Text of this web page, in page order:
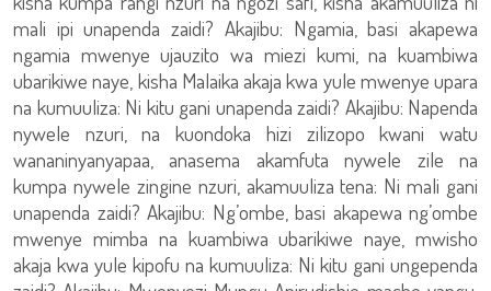
mali ipi unapenda zaidi? Akajibu: Ngamia, basi akapewa
ngamia mwenye ujauzito wa miezi kumi, na kuambiwa
ubarikiwe naye, kisha Malaika akaja kwa yule mwenye upara
na kumuuliza: Ni kitu gani unapenda zaidi? Akajibu: Napenda
nywele nzuri, na kuondoka hizi zilizopo kwani watu
wananinyanyapaa, anasema akamfuta nywele zile na
kumpa nywele zingine nzuri, akamuuliza tena: Ni mali gani
unapenda zaidi? Akajibu: Ng’ombe, basi akapewa ng’ombe
mwenye mimba na kuambiwa ubarikiwe naye, mwisho
akaja kwa yule kipofu na kumuuliza: Ni kitu gani ungependa